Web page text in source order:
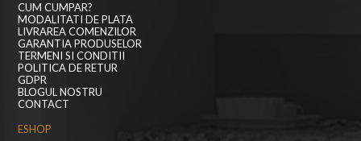
CUM CUMPAR?
MODALITATI DE PLATA
LIVRAREA COMENZILOR
GARANTIA PRODUSELOR
TERMENI SI CONDITII
POLITICA DE RETUR
GDPR
BLOGUL NOSTRU
CONTACT
ESHOP